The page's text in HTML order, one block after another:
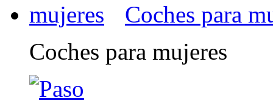
Coches para
Coches para mujeres